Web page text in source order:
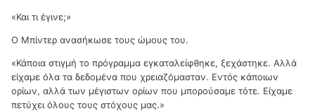
«Και τι έγινε;»
Ο Μπίντερ ανασήκωσε τους ώμους του.
«Κάποια στιγμή το πρόγραμμα εγκαταλείφθηκε, ξεχάστηκε. Αλλά
είχαμε όλα τα δεδομένα που χρειαζόμασταν. Εντός κάποιων
ορίων, αλλά των μέγιστων ορίων που μπορούσαμε τότε. Είχαμε
πετύχει όλους τους στόχους μας.»